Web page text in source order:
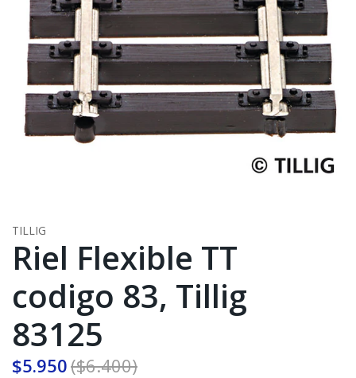
TILLIG
Riel Flexible TT
codigo 83, Tillig
83125
$5.950($6.400)